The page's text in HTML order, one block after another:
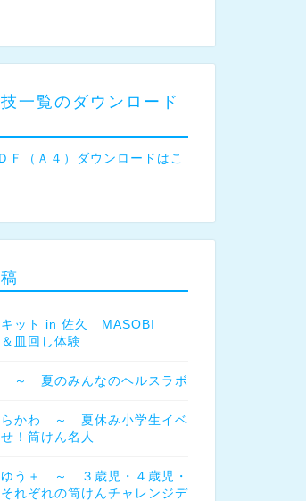
一覧のダウンロード
Ｆ（Ａ４）ダウンロードはこ
キット in 佐久 MASOBI
皿回し体験
～ 夏のみんなのヘルスラボ
らかわ ～ 夏休み小学生イベ
！筒けん名人
ゆう＋ ～ ３歳児・４歳児・
れぞれの筒けんチャレンジデ